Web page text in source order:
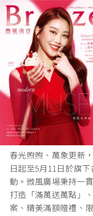
春光煦煦、萬象更新
日起至5月11日於旗
動。微風廣場秉持一
打造「滿萬送萬點」
案、精美滿額贈禮、